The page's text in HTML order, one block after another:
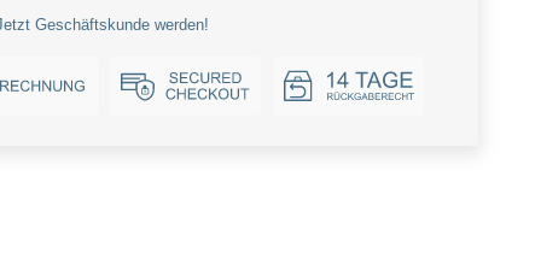
Geschäftskunde werden!